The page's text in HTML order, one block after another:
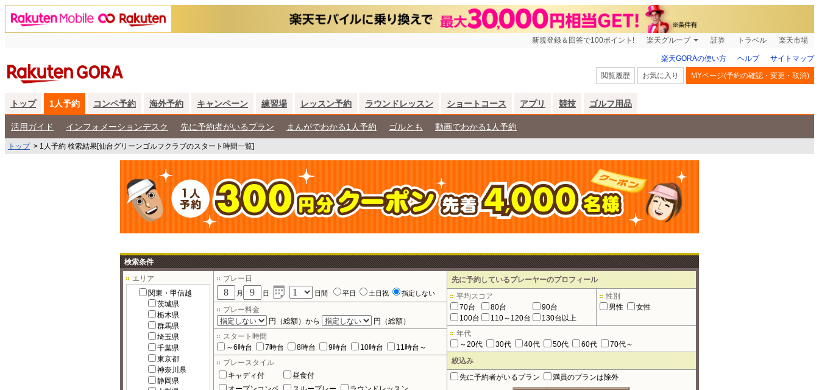
新規登録＆回答で100ポイント! 楽天グループ 証券 トラベル 楽天市場
楽天GORAの使い方 ヘルプ
サイトマップ
閲覧履歴
お気に入り MYページ(予約の確認・変更・取消)
トップ 1人予約 コンペ予約 海外予約 キャンペーン 練習場 レッスン予約 ラウンドレッスン ショートコース アプリ 競技 ゴルフ用品
活用ガイド インフォメーションデスク 先に予約者がいるプラン まんがでわかる1人予約 ゴルとも 動画でわかる1人予約
トップ> 1人予約 検索結果[仙台グリーンゴルフクラブのスタート時間一覧]
検索条件
エリア
関東・甲信越
茨城県
栃木県
群馬県
埼玉県
千葉県
東京都
神奈川県
静岡県
プレー日
月 日 日間 平日 土日祝 指定しない
プレー料金
円（総額）から
円（総額）
スタート時間
～6時台
7時台 8時台 9時台 10時台
11時台～
プレースタイル
キャディ付
昼食付
先に予約しているプレーヤーのプロフィール
平均スコア
70台
80台
90台
100台
110～120台 130台以上
性別
男性
女性
年代
～20代
30代 40代 50代 60代
70代～
絞込み
先に予約者がいるプラン
満員のプランは除外